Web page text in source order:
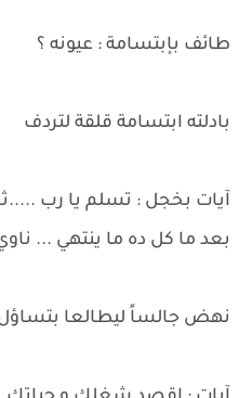
طائف بإبتسامة : عيونه ؟
بادلته ابتسامة قلقة لتردف
آيات بخجل : تسلم يا رب
بعد ما كل ده ما ينتهي ...
نهض جالساً ليطالعا